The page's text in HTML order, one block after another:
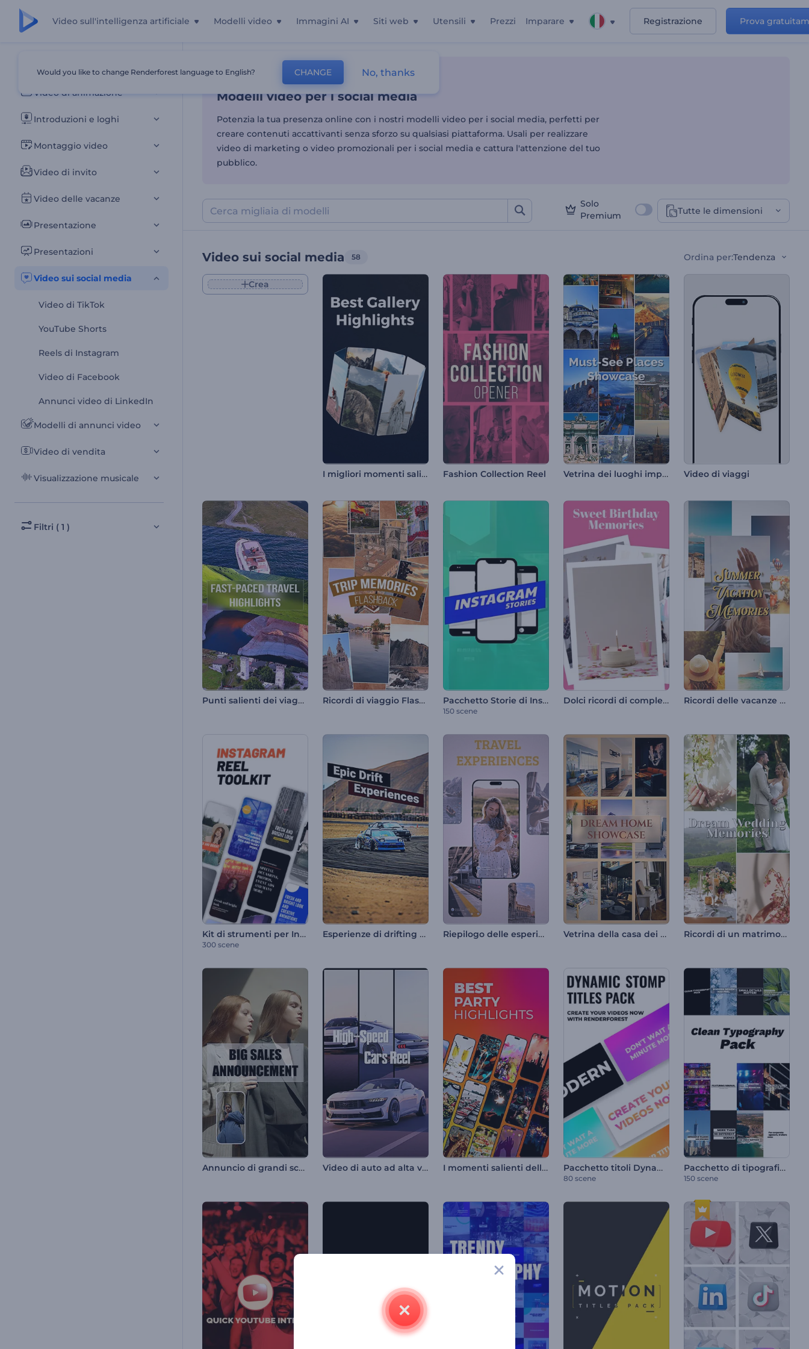
Video sull'intelligenza artificiale Modelli video Immagini AI Siti web Utensili Prezzi Imparare Registrazione Prova
Tutti i modelli
Video di animazione
Introduzioni e loghi
Montaggio video
Video di invito
Video delle vacanze
Presentazione
Presentazioni
Video sui social media
Video di TikTok
YouTube Shorts
Reels di Instagram
Video di Facebook
Annunci video di LinkedIn
Modelli di annunci video
Video di vendita
Visualizzazione musicale
Filtri ( 1 )
Modelli video per i social media
Casa Modelli Video Sui Social Media
Modelli video per i social media
Potenzia la tua presenza online con i nostri modelli video per i social media, perfetti per
creare contenuti accattivanti senza sforzo su qualsiasi piattaforma. Usali per realizzare
video di marketing o video promozionali per i social media e cattura l'attenzione del tuo
pubblico.
Solo
Premium
Tutte le dimensioni
Video sui social media 58 Ordina per:Tendenza
Crea
I migliori momenti salienti della galleria Fashion Collection Reel Vetrina dei luoghi imperdibili Video di viaggi
Punti salienti dei viaggi ad alta velocità Ricordi di viaggio Flashback Pacchetto Storie di Instagram
150 scene
Dolci ricordi di compleanno Ricordi delle vacanze estive
Kit di strumenti per Instagram Reel
300 scene
Esperienze di drifting epiche Riepilogo delle esperienze di viaggio Vetrina della casa dei sogni Ricordi di un matrimonio da sogno
Annuncio di grandi sconti Video di auto ad alta velocità I momenti salienti della festa Pacchetto titoli Dynamic Stomp
80 scene
Pacchetto di tipografia pulita
150 scene
Would you like to change Renderforest language to English? CHANGE No, thanks